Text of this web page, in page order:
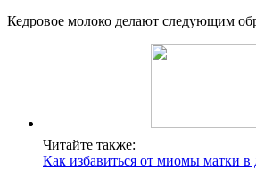
Кедровое молоко делают следующим
Читайте также:
Как избавиться от миомы матки